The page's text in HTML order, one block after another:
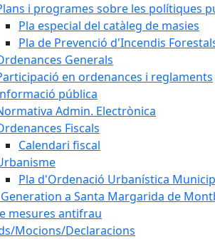
i programes sobre les polítiques
Pla especial del catàleg de masies
Pla de Prevenció d'Incendis
Generals
en ordenances i reglaments
pública
Admin. Electrònica
Fiscals
Calendari fiscal
Pla d'Ordenació Urbanística
a Santa Margarida de
mesures antifrau
Mocions/Declaracions